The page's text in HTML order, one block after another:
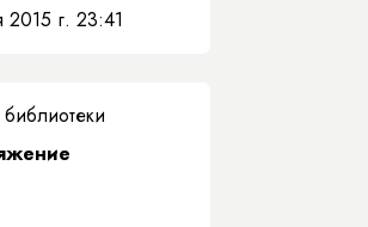
2015 г. 23:41